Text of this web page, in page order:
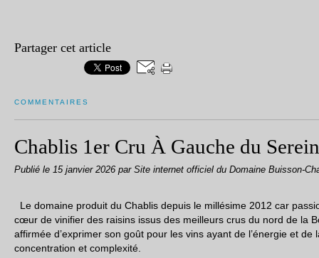
Partager cet article
COMMENTAIRES
Chablis 1er Cru À Gauche du Serein
Publié le 15 janvier 2026 par Site internet officiel du Domaine Buisson-
Le domaine produit du Chablis depuis le millésime 2012 car
cœur de vinifier des raisins issus des meilleurs crus du nord de la
affirmée d’exprimer son goût pour les vins ayant de l’énergie et
concentration et complexité.